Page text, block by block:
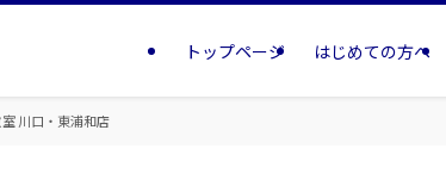
トップページ はじめての方へ
川口・東浦和店